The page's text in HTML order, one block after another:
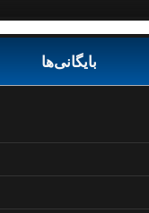
بایگانی‌ها